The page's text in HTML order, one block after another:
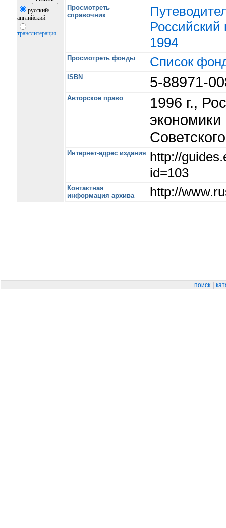
Просмотреть
справочник
Российский
1994
Просмотреть фонды Список
ISBN 5-88971-
Авторское право
1996 г.,
Интернет-адрес издания http://
id=103
Контактная
информация архива
http://
русский/
английский
транслитерация
поиск